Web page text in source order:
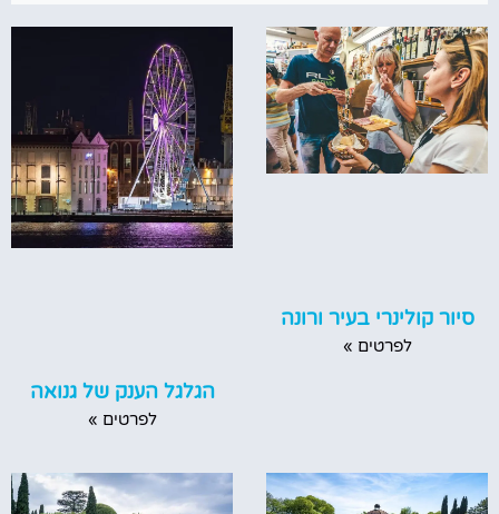
סיור קולינרי בעיר ורונה
לפרטים »
הגלגל הענק של גנואה
לפרטים »